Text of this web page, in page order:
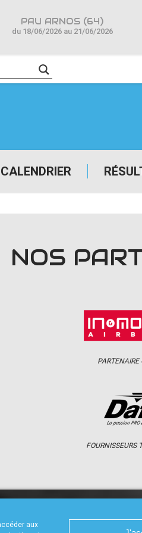
aux
CALENDRIER
PAU ARNOS (64)
du 18/06/2026 au 21/06/2026
NOS
PARTENAIRE
FOURNISSEURS
CALENDRIER